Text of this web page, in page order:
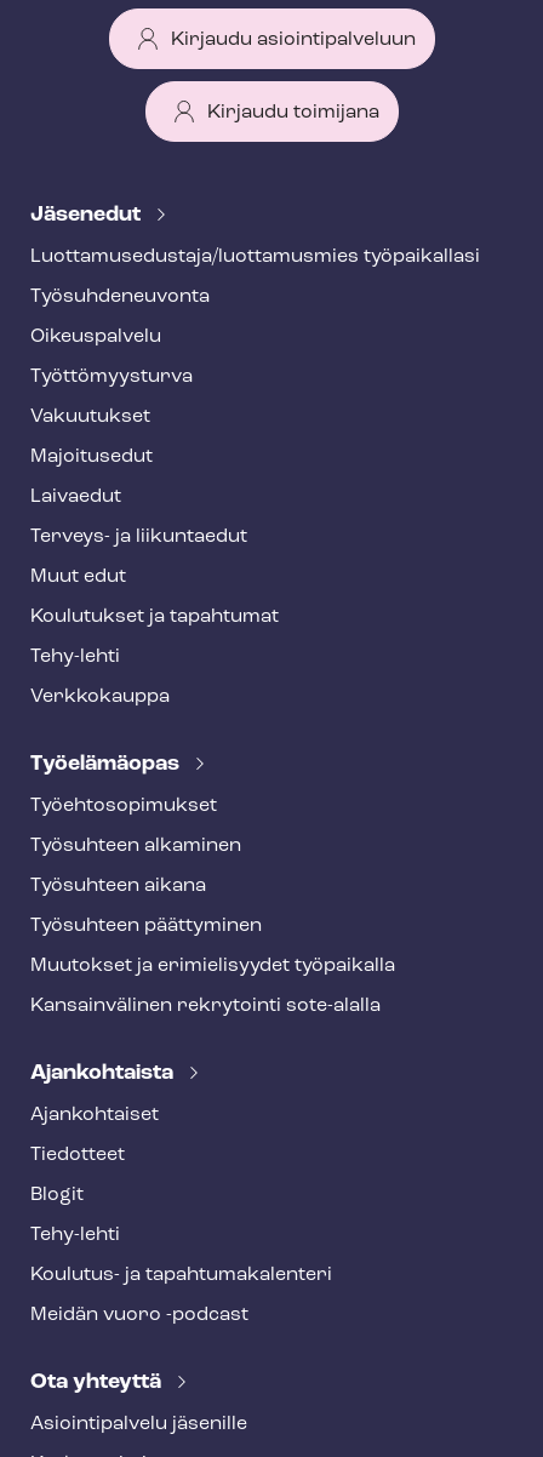
Kirjaudu asiointipalveluun
Kirjaudu toimijana
e
f
o
o
t
e
Jäsenedut
Luot­ta­muse­dus­ta­ja/luottamusmies työpaikallasi
Työ­suh­de­neu­von­ta
Oikeuspalvelu
Työt­tö­myys­tur­va
Vakuutukset
Majoitusedut
Laivaedut
Terveys- ja liikuntaedut
Muut edut
Koulutukset ja tapahtumat
Tehy-lehti
Verkkokauppa
Työelämäopas
Työ­eh­to­so­pi­muk­set
Työsuhteen alkaminen
Työsuhteen aikana
Työsuhteen päättyminen
Muutokset ja erimielisyydet työpaikalla
Kansainvälinen rekrytointi sote-alalla
Ajankohtaista
Ajankohtaiset
Tiedotteet
Blogit
Tehy-lehti
Koulutus- ja ta­pah­tu­ma­ka­len­te­ri
Meidän vuoro -podcast
Ota yhteyttä
Asioin­ti­pal­ve­lu jäsenille